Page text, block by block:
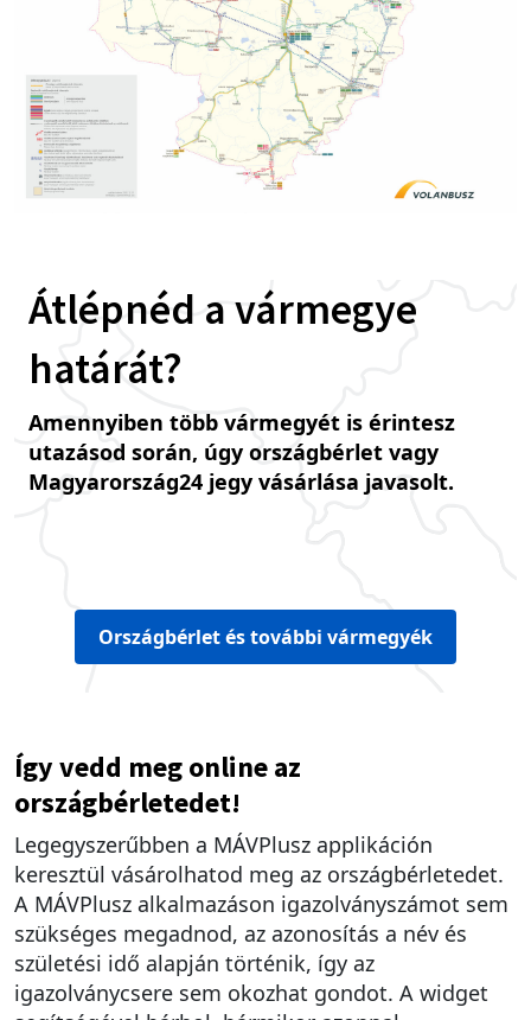
Átlépnéd a vármegye
határát?
Amennyiben több vármegyét is érintesz
utazásod során, úgy országbérlet vagy
Magyarország24 jegy vásárlása javasolt.
Országbérlet és további vármegyék
Így vedd meg online az
országbérletedet!
Legegyszerűbben a MÁVPlusz applikáción
keresztül vásárolhatod meg az országbérletedet.
A MÁVPlusz alkalmazáson igazolványszámot sem
szükséges megadnod, az azonosítás a név és
születési idő alapján történik, így az
igazolványcsere sem okozhat gondot. A widget